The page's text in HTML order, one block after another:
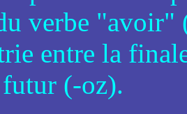
verbe
entre la
(-oz).